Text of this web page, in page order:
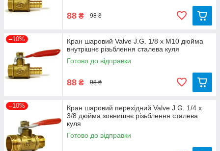
88 ₴ 98 ₴
–10%
Кран шаровий Valve J.G. 1/8 х М10 дюйма
внутрішнє різьблення сталева куля
Готово до відправки
88 ₴ 98 ₴
–10%
Кран шаровий перехідний Valve J.G. 1/4 х
3/8 дюйма зовнишнє різьблення сталева
куля
Готово до відправки